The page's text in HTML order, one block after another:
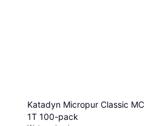
Katadyn Micropur Classic MC
1T 100-pack